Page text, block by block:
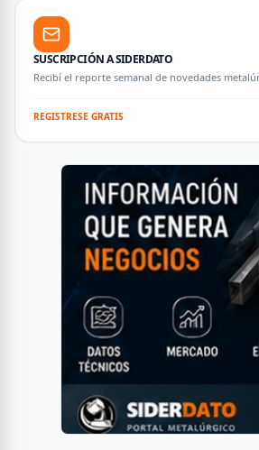
SUSCRIPCIÓN A SIDERDATO
Recibí el reporte semanal de novedades
REGISTRESE GRATIS